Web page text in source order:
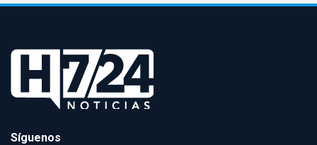
Síguenos